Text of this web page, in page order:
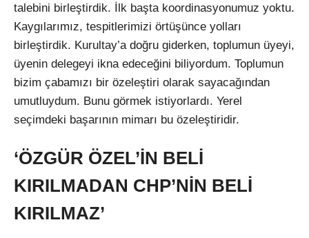
talebini birleştirdik. İlk başta koordinasyonumuz yoktu.
Kaygılarımız, tespitlerimizi örtüşünce yolları
birleştirdik. Kurultay’a doğru giderken, toplumun üyeyi,
üyenin delegeyi ikna edeceğini biliyordum. Toplumun
bizim çabamızı bir özeleştiri olarak sayacağından
umutluydum. Bunu görmek istiyorlardı. Yerel
seçimdeki başarının mimarı bu özeleştiridir.
‘ÖZGÜR ÖZEL’İN BELİ
KIRILMADAN CHP’NİN BELİ
KIRILMAZ’